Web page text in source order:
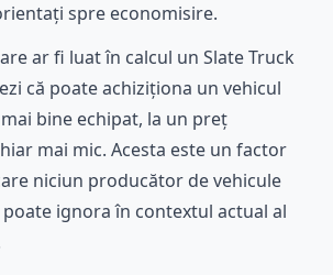
spre economisire.
ar fi luat în calcul un Slate Truck
că poate achiziționa un vehicul
bine echipat, la un preț
mai mic. Acesta este un factor
niciun producător de vehicule
ignora în contextul actual al